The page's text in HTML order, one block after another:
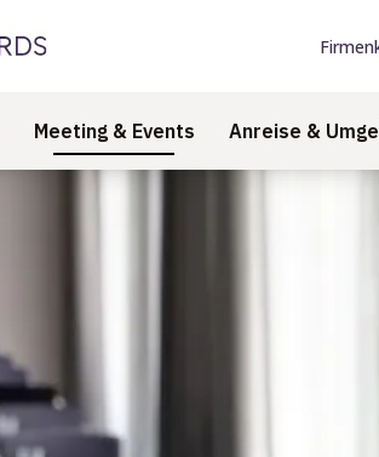
Meeting & Events Anreise &